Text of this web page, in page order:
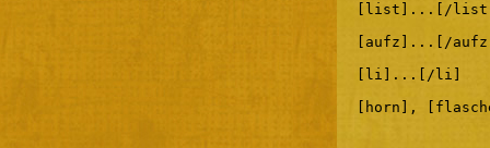
[list]...[/
[aufz]...[/
[li]...[/li]
[horn],